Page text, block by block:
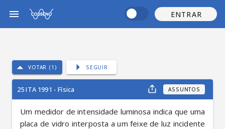
ENTRAR
VOTAR (1) SEGUIR
25 ITA 1991 - Física ASSUNTOS
Um medidor de intensidade luminosa indica que uma
placa de vidro interposta a um feixe de luz incidente